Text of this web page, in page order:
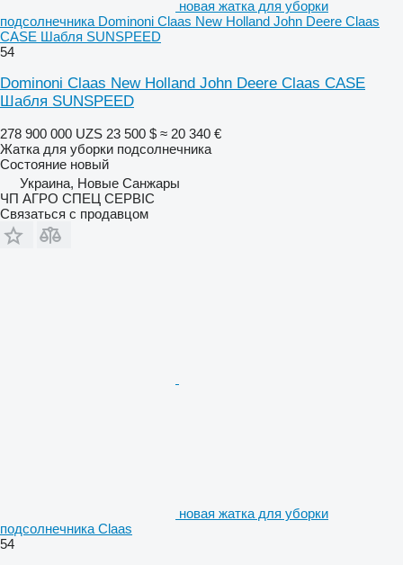
новая жатка для уборки
подсолнечника Dominoni Claas New Holland John Deere Claas
CASE Шабля SUNSPEED
54
Dominoni Claas New Holland John Deere Claas CASE
Шабля SUNSPEED
278 900 000 UZS 23 500 $ ≈ 20 340 €
Жатка для уборки подсолнечника
Состояние новый
Украина, Новые Санжары
ЧП АГРО СПЕЦ СЕРВІС
Связаться с продавцом
новая жатка для уборки
подсолнечника Claas
54